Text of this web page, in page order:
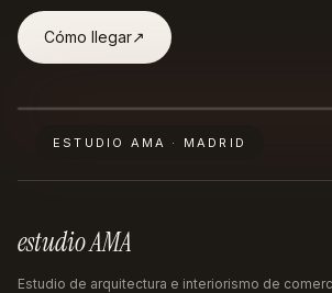
Cómo llegar↗︎
ESTUDIO AMA · MADRID
estudio AMA
Estudio de arquitectura e interiorismo de